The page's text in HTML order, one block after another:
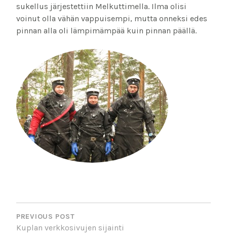
sukellus järjestettiin Melkuttimella. Ilma olisi
voinut olla vähän vappuisempi, mutta onneksi edes
pinnan alla oli lämpimämpää kuin pinnan päällä.
POST
NAVIGATION
PREVIOUS POST
Kuplan verkkosivujen sijainti